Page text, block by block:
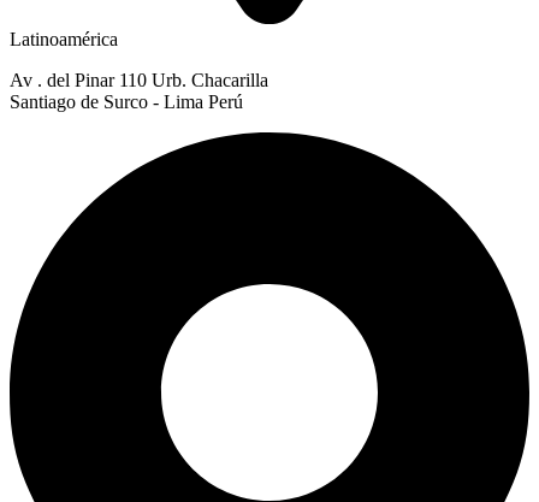
Latinoamérica
Av . del Pinar 110 Urb. Chacarilla
Santiago de Surco - Lima Perú